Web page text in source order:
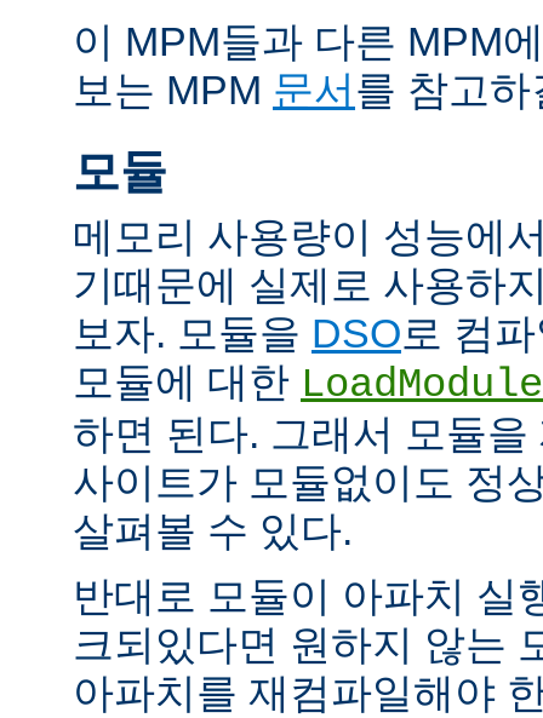
이 MPM들과 다른 MPM
보는 MPM 문서를 참고
모듈
메모리 사용량이 성능에
기때문에 실제로 사용하
보자. 모듈을 DSO로 컴
모듈에 대한 LoadModule
하면 된다. 그래서 모듈
사이트가 모듈없이도 정
살펴볼 수 있다.
반대로 모듈이 아파치 실
크되있다면 원하지 않는
아파치를 재컴파일해야